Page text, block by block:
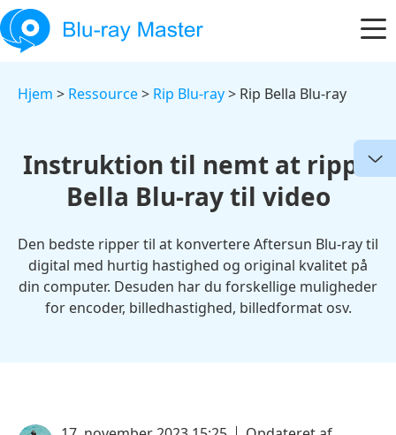
Hjem > Ressource> Rip Blu-ray> Rip Bella Blu-ray
Instruktion til nemt at rippe
Bella Blu-ray til video
Den bedste ripper til at konvertere Aftersun Blu-ray til
digital med hurtig hastighed og original kvalitet på
din computer. Desuden har du forskellige muligheder
for encoder, billedhastighed, billedformat osv.